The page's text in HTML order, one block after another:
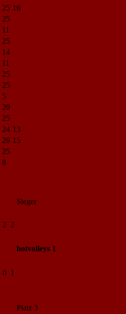
25 16
25
11
25
14
11
25
25
5
20
25
24 13
26 15
25
8
Sieger
2 2
hotvolleys 1
0 1
Platz 3